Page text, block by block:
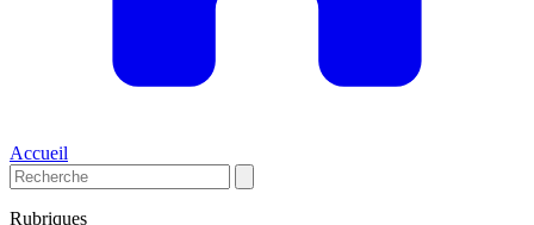
Accueil
Rubriques